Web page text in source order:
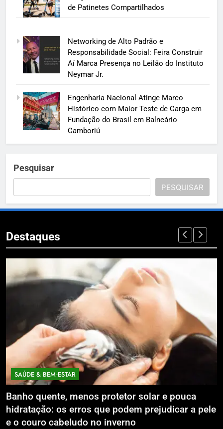
de Patinetes Compartilhados
Networking de Alto Padrão e
Responsabilidade Social: Feira Construir
Aí Marca Presença no Leilão do Instituto
Neymar Jr.
Engenharia Nacional Atinge Marco
Histórico com Maior Teste de Carga em
Fundação do Brasil em Balneário
Camboriú
Pesquisar
PESQUISAR
Destaques
SAÚDE & BEM‑ESTAR
Banho quente, menos protetor solar e pouca
hidratação: os erros que podem prejudicar a pele
e o couro cabeludo no inverno